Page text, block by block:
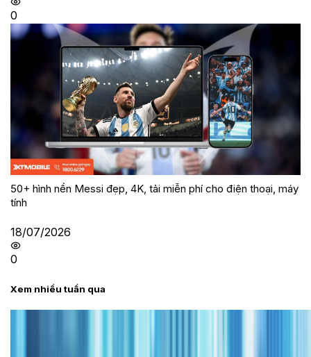
0
50+ hình nền Messi đẹp, 4K, tải miễn phí cho điện thoại, máy
tính
18/07/2026
0
Xem nhiều tuần qua